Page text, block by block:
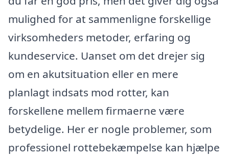
mulighed for at sammenligne forskellige
virksomheders metoder, erfaring og
kundeservice. Uanset om det drejer sig
om en akutsituation eller en mere
planlagt indsats mod rotter, kan
forskellene mellem firmaerne være
betydelige. Her er nogle problemer, som
professionel rottebekæmpelse kan hjælpe